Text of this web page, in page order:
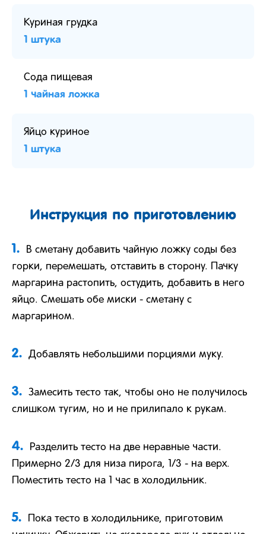
Куриная грудка
1 штука
Сода пищевая
1 чайная ложка
Яйцо куриное
1 штука
Инструкция по приготовлению
1.
В сметану добавить чайную ложку соды без
горки, перемешать, отставить в сторону. Пачку
маргарина растопить, остудить, добавить в него
яйцо. Смешать обе миски - сметану с
маргарином.
2. Добавлять небольшими порциями муку.
3.
Замесить тесто так, чтобы оно не получилось
слишком тугим, но и не прилипало к рукам.
4.
Разделить тесто на две неравные части.
Примерно 2/3 для низа пирога, 1/3 - на верх.
Поместить тесто на 1 час в холодильник.
5.
Пока тесто в холодильнике, приготовим